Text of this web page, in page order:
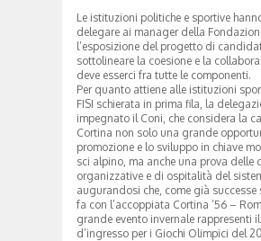
Le istituzioni politiche e sportive
delegare ai manager della
l’esposizione del progetto di
sottolineare la coesione e la
deve esserci fra tutte le componenti.
Per quanto attiene alle istituzioni
FISI schierata in prima fila, la
impegnato il Coni, che considera la
Cortina non solo una grande
promozione e lo sviluppo in chiave
sci alpino, ma anche una prova delle
organizzative e di ospitalità del
augurandosi che, come già successe
fa con l’accoppiata Cortina ’56 –
grande evento invernale rappresenti
d’ingresso per i Giochi Olimpici del